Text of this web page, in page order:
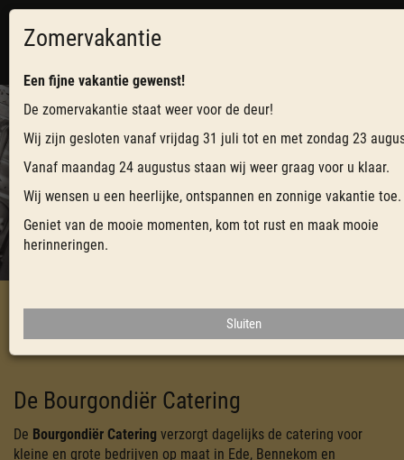
CATERING VOOR BEDRIJVEN - DE
BOURGONDIËR - EDE
DE KRACHT VAN AMBACHT
HOME
De Bourgondiër Catering
De Bourgondiër Catering verzorgt dagelijks de catering voor
kleine en grote bedrijven op maat in Ede, Bennekom en
Zomervakantie
Een fijne vakantie gewenst!
De zomervakantie staat weer voor de deur!
Wij zijn gesloten vanaf vrijdag 31 juli tot en met zondag 23
Vanaf maandag 24 augustus staan wij weer graag voor u klaar.
Wij wensen u een heerlijke, ontspannen en zonnige vakantie toe.
Geniet van de mooie momenten, kom tot rust en maak mooie
herinneringen.
Sluiten